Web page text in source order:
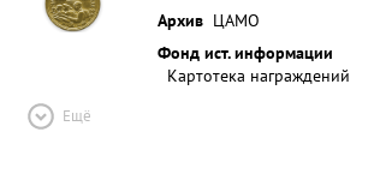
Архив ЦАМО
Фонд ист. информации
Картотека награждений
Ещё